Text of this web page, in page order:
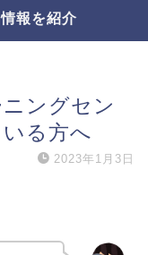
報を紹介
ングセン
る方へ
2023年1月3日